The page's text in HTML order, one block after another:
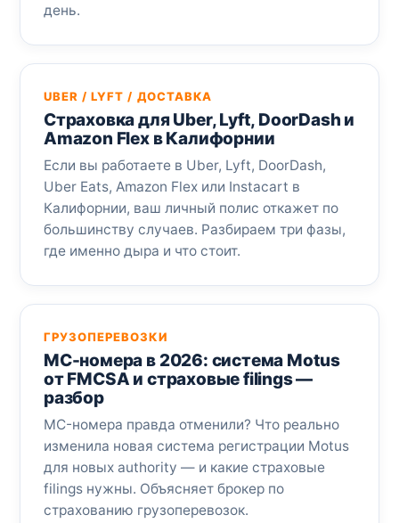
день.
UBER / LYFT / ДОСТАВКА
Страховка для Uber, Lyft, DoorDash и
Amazon Flex в Калифорнии
Если вы работаете в Uber, Lyft, DoorDash,
Uber Eats, Amazon Flex или Instacart в
Калифорнии, ваш личный полис откажет по
большинству случаев. Разбираем три фазы,
где именно дыра и что стоит.
ГРУЗОПЕРЕВОЗКИ
MC-номера в 2026: система Motus
от FMCSA и страховые filings —
разбор
MC-номера правда отменили? Что реально
изменила новая система регистрации Motus
для новых authority — и какие страховые
filings нужны. Объясняет брокер по
страхованию грузоперевозок.